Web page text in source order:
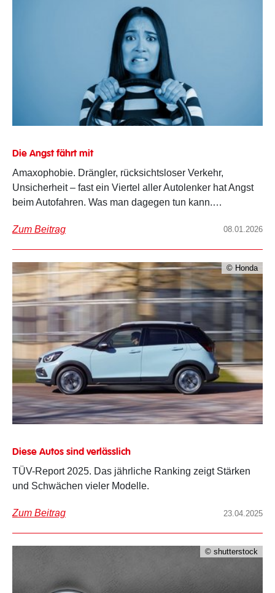
Die Angst fährt mit
Amaxophobie. Drängler, rücksichtsloser Verkehr,
Unsicherheit – fast ein Viertel aller Autolenker hat Angst
beim Autofahren. Was man dagegen tun kann.…
Zum Beitrag 08.01.2026
© Honda
Diese Autos sind verlässlich
TÜV-Report 2025. Das jährliche Ranking zeigt Stärken
und Schwächen vieler Modelle.
Zum Beitrag 23.04.2025
© shutterstock